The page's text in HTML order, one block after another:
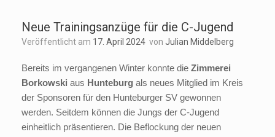
Neue Trainingsanzüge für die C-Jugend
Veröffentlicht am 17. April 2024 von Julian Middelberg
Bereits im vergangenen Winter konnte die Zimmerei
Borkowski aus Hunteburg als neues Mitglied im Kreis
der Sponsoren für den Hunteburger SV gewonnen
werden. Seitdem können die Jungs der C-Jugend
einheitlich präsentieren. Die Beflockung der neuen